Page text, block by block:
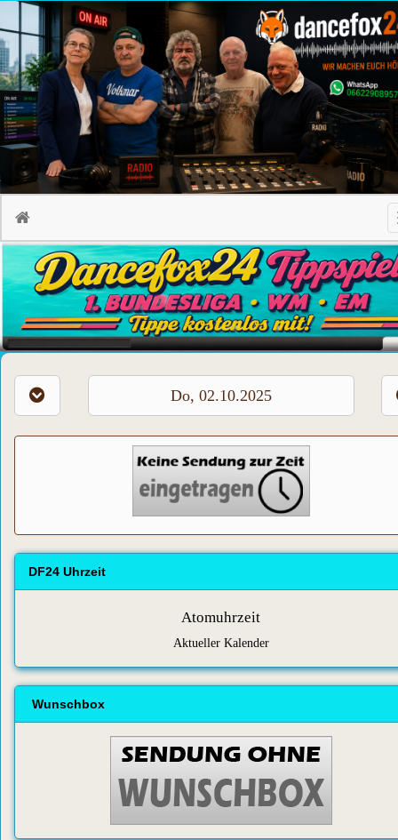
Do, 02.10.2025
DF24 Uhrzeit
Atomuhrzeit
Aktueller Kalender
Wunschbox